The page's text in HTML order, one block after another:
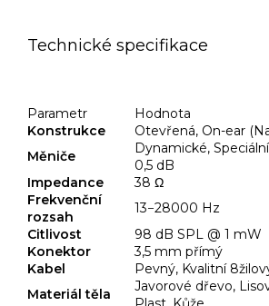
Technické specifikace
Parametr
Hodnota
Konstrukce
Otevřená, On-ear
Měniče
Dynamické,
0,5 dB
Impedance
38 Ω
Frekvenční
rozsah
13−28000 Hz
Citlivost
98 dB SPL @ 1 mW
Konektor
3,5 mm přímý
Kabel
Pevný, Kvalitní
Materiál těla
Javorové dřevo,